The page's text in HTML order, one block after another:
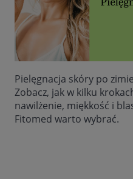
Pielęgnacja skóry po
Zobacz, jak w kilku
nawilżenie, miękkość i
Fitomed warto wybrać.